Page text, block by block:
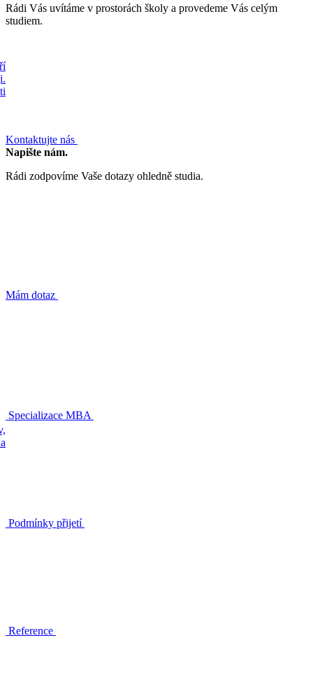
Rádi Vás uvítáme v prostorách školy a provedeme Vás celým
studiem.
Kontaktujte nás
Napište nám.
Rádi zodpovíme Vaše dotazy ohledně studia.
Mám dotaz
Specializace MBA
Podmínky přijetí
Reference